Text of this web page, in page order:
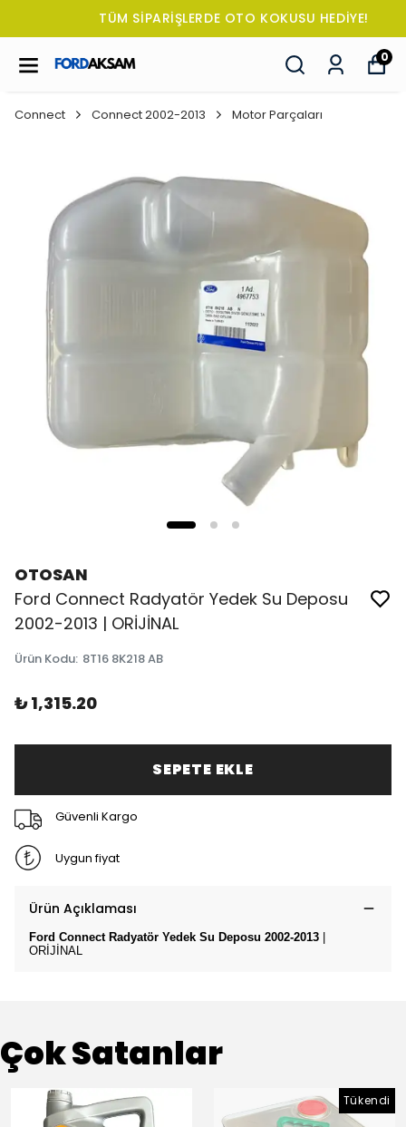
TÜM SİPARİŞLERDE OTO KOKUSU HEDİYE!
0
Connect Connect 2002-2013 Motor Parçaları
OTOSAN
Ford Connect Radyatör Yedek Su Deposu
2002-2013 | ORİJİNAL
Ürün Kodu: 8T16 8K218 AB
₺ 1,315.20
SEPETE EKLE
Güvenli Kargo
Uygun fiyat
Ürün Açıklaması
Ford Connect Radyatör Yedek Su Deposu 2002-2013
ORİJİNAL
Çok Satanlar
Tükendi